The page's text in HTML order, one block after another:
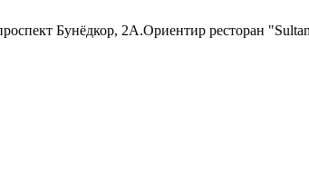
Бунёдкор, 2А.Ориентир ресторан